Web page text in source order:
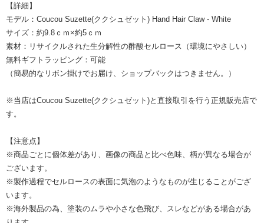
【詳細】
モデル：Coucou Suzette(ククシュゼット) Hand Hair Claw - White
サイズ：約9.8ｃｍ×約5ｃｍ
素材：リサイクルされた生分解性の酢酸セルロース（環境にやさしい）
無料ギフトラッピング：可能
（簡易的なリボン掛けでお届け、ショップバックはつきません。）
※当店はCoucou Suzette(ククシュゼット)と直接取引を行う正規販売店で
す。
【注意点】
※商品ごとに個体差があり、画像の商品と比べ色味、柄が異なる場合が
ございます。
※製作過程でセルロースの表面に気泡のようなものが生じることがござ
います。
※海外製品の為、塗装のムラや小さな色飛び、スレなどがある場合があ